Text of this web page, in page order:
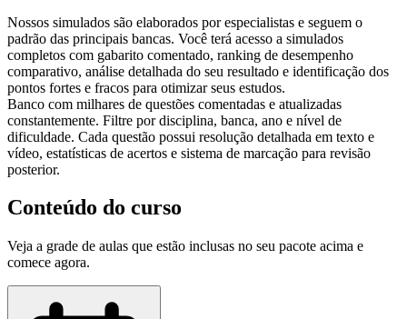
Nossos simulados são elaborados por especialistas e seguem o
padrão das principais bancas. Você terá acesso a simulados
completos com gabarito comentado, ranking de desempenho
comparativo, análise detalhada do seu resultado e identificação dos
pontos fortes e fracos para otimizar seus estudos.
Banco com milhares de questões comentadas e atualizadas
constantemente. Filtre por disciplina, banca, ano e nível de
dificuldade. Cada questão possui resolução detalhada em texto e
vídeo, estatísticas de acertos e sistema de marcação para revisão
posterior.
Conteúdo do curso
Veja a grade de aulas que estão inclusas no seu pacote acima e
comece agora.